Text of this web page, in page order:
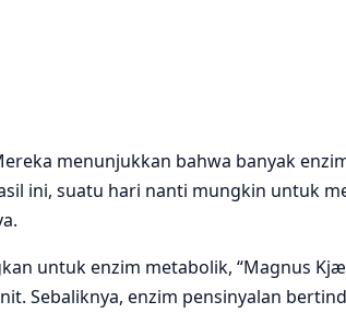
menunjukkan bahwa banyak
ini, suatu hari nanti mungkin untuk
untuk enzim metabolik, “Magnus
enzim pensinyalan